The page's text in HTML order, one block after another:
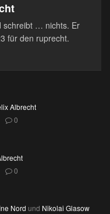
schreibt … nichts. Er
für den ruprecht.
Albrecht
0
0
Nord und Nikolai Glasow